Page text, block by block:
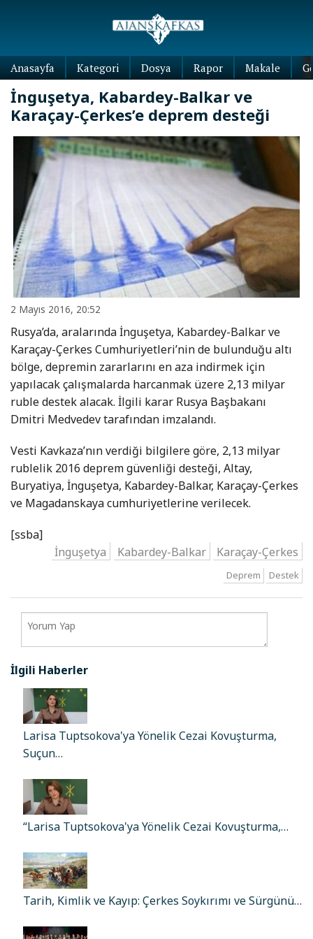
Anasayfa Kategori Dosya Rapor Makale
İnguşetya, Kabardey-Balkar ve
Karaçay-Çerkes’e deprem desteği
2 Mayıs 2016, 20:52
Rusya’da, aralarında İnguşetya, Kabardey-Balkar ve
Karaçay-Çerkes Cumhuriyetleri’nin de bulunduğu altı
bölge, depremin zararlarını en aza indirmek için
yapılacak çalışmalarda harcanmak üzere 2,13 milyar
ruble destek alacak. İlgili karar Rusya Başbakanı
Dmitri Medvedev tarafından imzalandı.
Vesti Kavkaza’nın verdiği bilgilere göre, 2,13 milyar
rublelik 2016 deprem güvenliği desteği, Altay,
Buryatiya, İnguşetya, Kabardey-Balkar, Karaçay-Çerkes
ve Magadanskaya cumhuriyetlerine verilecek.
[ssba]
İnguşetya
Kabardey-Balkar Karaçay-Çerkes
Deprem Destek
İlgili Haberler
Larisa Tuptsokova'ya Yönelik Cezai Kovuşturma,
Suçun…
“Larisa Tuptsokova'ya Yönelik Cezai Kovuşturma,…
Tarih, Kimlik ve Kayıp: Çerkes Soykırımı ve Sürgünü…